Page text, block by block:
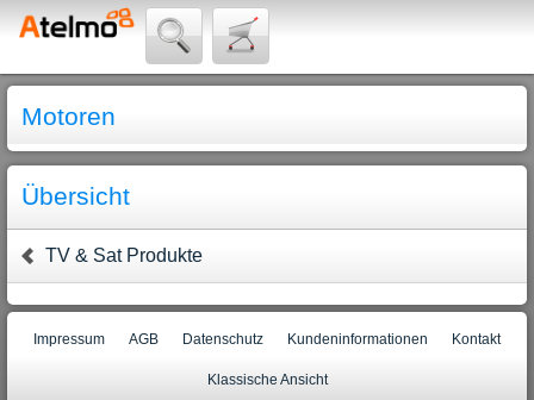
Motoren
Übersicht
TV & Sat Produkte
Impressum AGB Datenschutz Kundeninformationen Kontakt
Klassische Ansicht